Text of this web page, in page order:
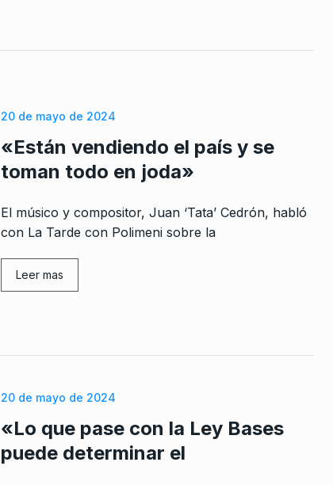
20 de mayo de 2024
«Están vendiendo el país y se
toman todo en joda»
El músico y compositor, Juan ‘Tata’ Cedrón, habló
con La Tarde con Polimeni sobre la
Leer mas
20 de mayo de 2024
«Lo que pase con la Ley Bases
puede determinar el